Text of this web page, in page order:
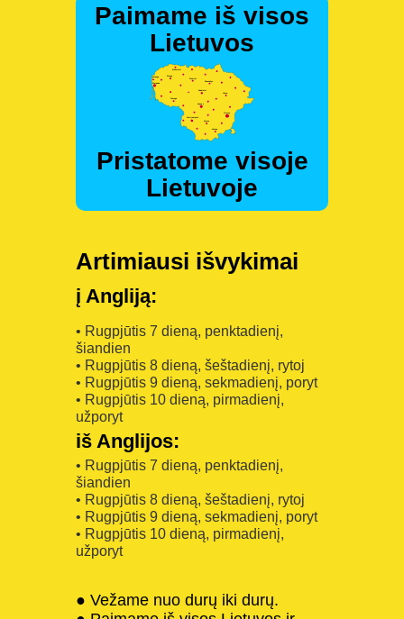
Paimame iš visos
Lietuvos
Pristatome visoje
Lietuvoje
Artimiausi išvykimai
į Angliją:
• Rugpjūtis 7 dieną, penktadienį,
šiandien
• Rugpjūtis 8 dieną, šeštadienį, rytoj
• Rugpjūtis 9 dieną, sekmadienį, poryt
• Rugpjūtis 10 dieną, pirmadienį,
užporyt
iš Anglijos:
• Rugpjūtis 7 dieną, penktadienį,
šiandien
• Rugpjūtis 8 dieną, šeštadienį, rytoj
• Rugpjūtis 9 dieną, sekmadienį, poryt
• Rugpjūtis 10 dieną, pirmadienį,
užporyt
● Vežame nuo durų iki durų.